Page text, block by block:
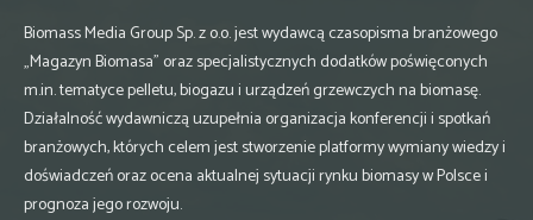
Biomass Media Group Sp. z o.o. jest wydawcą czasopisma branżowego
„Magazyn Biomasa” oraz specjalistycznych dodatków poświęconych
m.in. tematyce pelletu, biogazu i urządzeń grzewczych na biomasę.
Działalność wydawniczą uzupełnia organizacja konferencji i spotkań
branżowych, których celem jest stworzenie platformy wymiany wiedzy i
doświadczeń oraz ocena aktualnej sytuacji rynku biomasy w Polsce i
prognoza jego rozwoju.